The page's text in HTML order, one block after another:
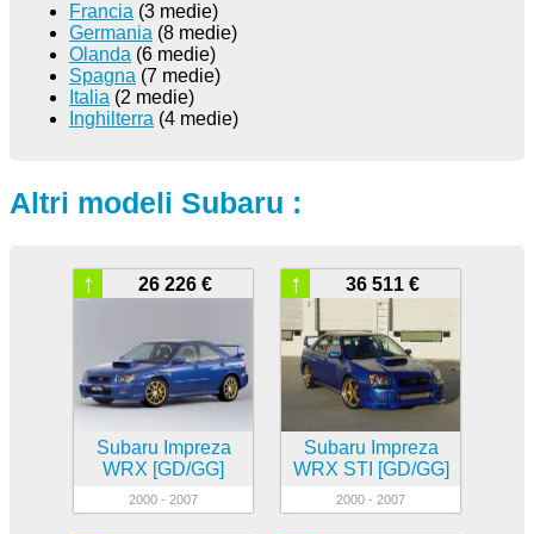
Francia (3 medie)
Germania (8 medie)
Olanda (6 medie)
Spagna (7 medie)
Italia (2 medie)
Inghilterra (4 medie)
Altri modeli Subaru :
26 226 €
↑
Subaru Impreza
WRX [GD/GG]
2000 - 2007
36 511 €
↑
Subaru Impreza
WRX STI [GD/GG]
2000 - 2007